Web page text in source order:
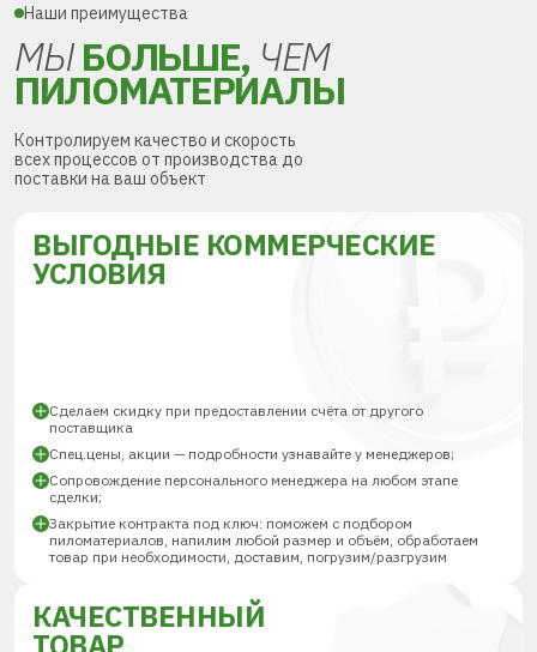
Наши преимущества
МЫБОЛЬШЕ, ЧЕМ
ПИЛОМАТЕРИАЛЫ
Контролируем качество и скорость
всех процессов от производства до
поставки на ваш объект
ВЫГОДНЫЕ КОММЕРЧЕСКИЕ
УСЛОВИЯ
Сделаем скидку при предоставлении счёта от другого
поставщика
Спец.цены, акции — подробности узнавайте у менеджеров;
Сопровождение персонального менеджера на любом этапе
сделки;
Закрытие контракта под ключ: поможем с подбором
пиломатериалов, напилим любой размер и объём, обработаем
товар при необходимости, доставим, погрузим/разгрузим
КАЧЕСТВЕННЫЙ